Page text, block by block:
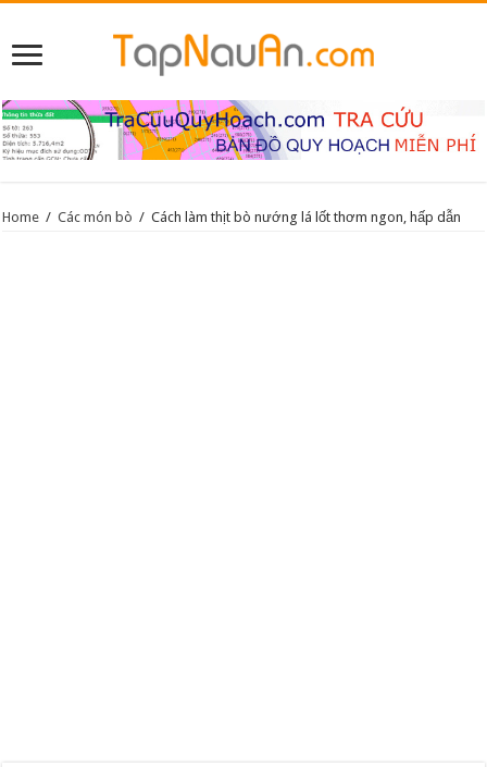
Home / Các món bò / Cách làm thịt bò nướng lá lốt thơm ngon, hấp dẫn